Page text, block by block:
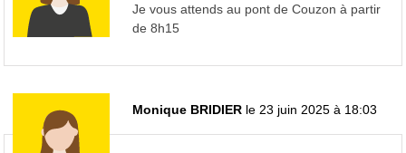
Je vous attends au pont de Couzon à partir
de 8h15
Monique BRIDIER le 23 juin 2025 à 18:03